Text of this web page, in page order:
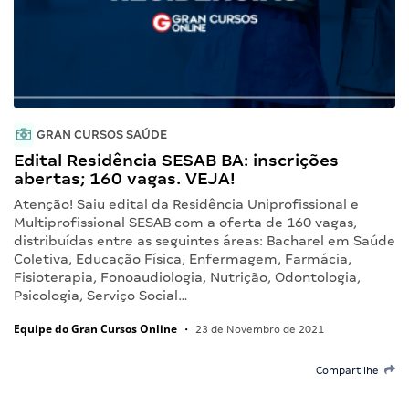
GRAN CURSOS SAÚDE
Edital Residência SESAB BA: inscrições
abertas; 160 vagas. VEJA!
Atenção! Saiu edital da Residência Uniprofissional e
Multiprofissional SESAB com a oferta de 160 vagas,
distribuídas entre as seguintes áreas: Bacharel em Saúde
Coletiva, Educação Física, Enfermagem, Farmácia,
Fisioterapia, Fonoaudiologia, Nutrição, Odontologia,
Psicologia, Serviço Social…
Equipe do Gran Cursos Online • 23 de Novembro de 2021
Compartilhe